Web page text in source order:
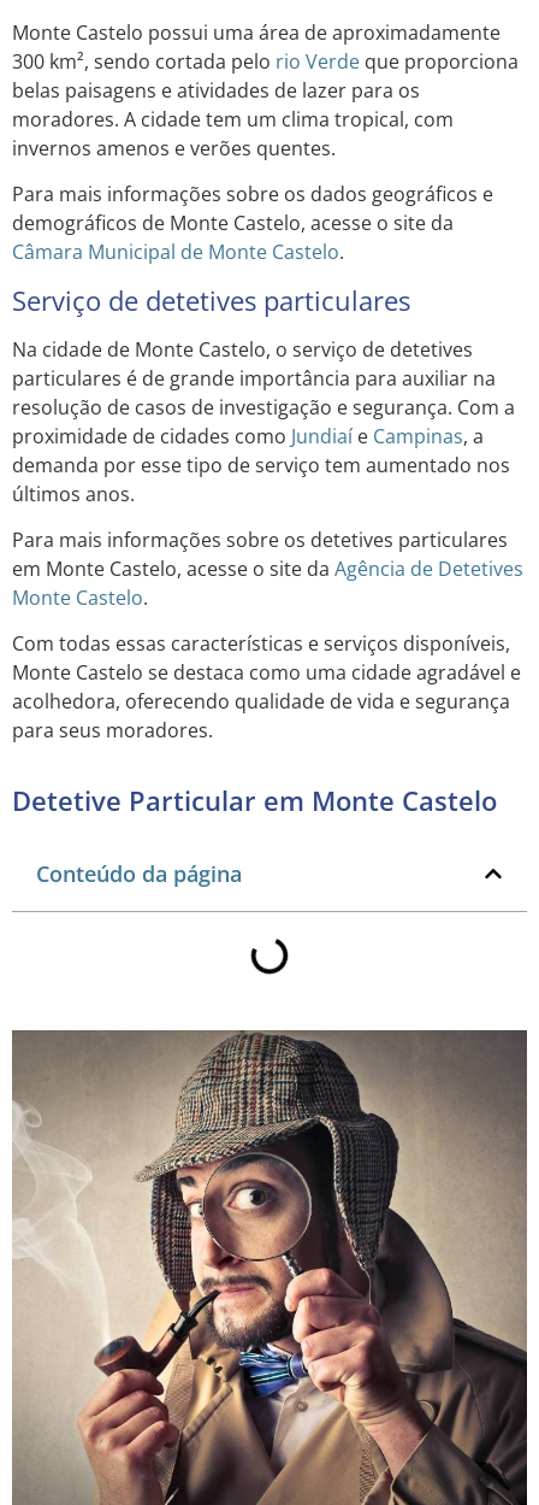
Monte Castelo possui uma área de aproximadamente
300 km², sendo cortada pelo rio Verde que proporciona
belas paisagens e atividades de lazer para os
moradores. A cidade tem um clima tropical, com
invernos amenos e verões quentes.
Para mais informações sobre os dados geográficos e
demográficos de Monte Castelo, acesse o site da
Câmara Municipal de Monte Castelo.
Serviço de detetives particulares
Na cidade de Monte Castelo, o serviço de detetives
particulares é de grande importância para auxiliar na
resolução de casos de investigação e segurança. Com a
proximidade de cidades como Jundiaí e Campinas, a
demanda por esse tipo de serviço tem aumentado nos
últimos anos.
Para mais informações sobre os detetives particulares
em Monte Castelo, acesse o site da Agência de Detetives
Monte Castelo.
Com todas essas características e serviços disponíveis,
Monte Castelo se destaca como uma cidade agradável e
acolhedora, oferecendo qualidade de vida e segurança
para seus moradores.
Detetive Particular em Monte Castelo
Conteúdo da página